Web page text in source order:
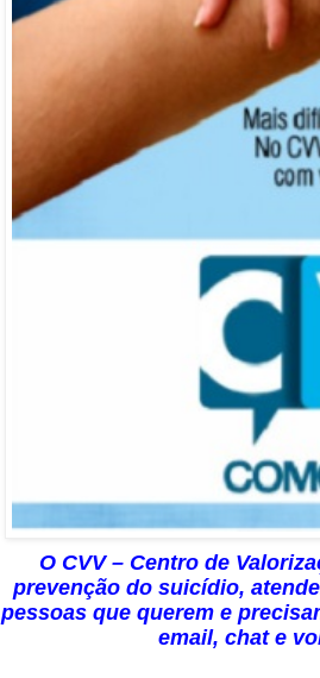
O CVV – Centro de
prevenção do suicídio,
pessoas que querem e
email, chat e